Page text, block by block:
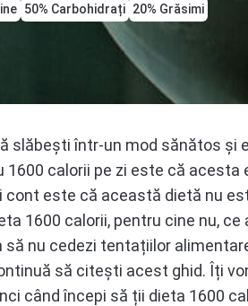
50% Carbohidrați 20% Grăsimi
slăbești într-un mod sănătos și
1600 calorii pe zi este că
cont este că această dietă nu
1600 calorii, pentru cine nu,
să nu cedezi tentațiilor
să citești acest ghid. Îți
când începi să ții dieta 1600